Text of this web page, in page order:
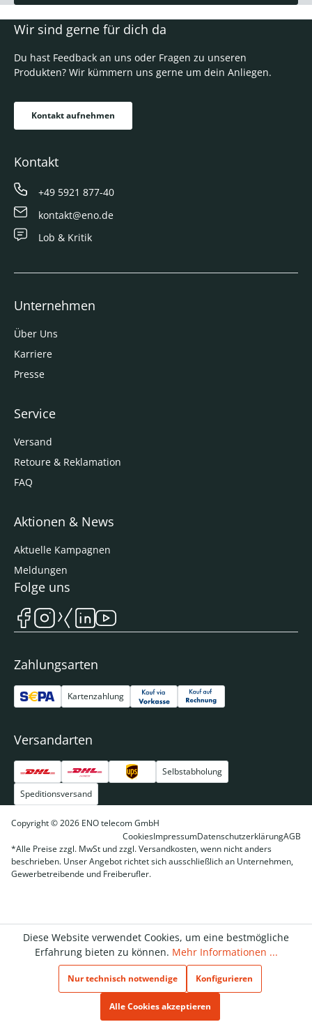
Wir sind gerne für dich da
Du hast Feedback an uns oder Fragen zu unseren
Produkten? Wir kümmern uns gerne um dein Anliegen.
Kontakt aufnehmen
Kontakt
+49 5921 877-40
kontakt@eno.de
Lob & Kritik
Unternehmen
Über Uns
Karriere
Presse
Service
Versand
Retoure & Reklamation
FAQ
Aktionen & News
Aktuelle Kampagnen
Meldungen
Zahlungsarten
Kartenzahlung
Versandarten
Selbstabholung
Speditionsversand
Folge uns
Copyright © 2026 ENO telecom GmbH
CookiesImpressumDatenschutzerklärungAGB
*Alle Preise zzgl. MwSt und zzgl. Versandkosten, wenn nicht anders
beschrieben. Unser Angebot richtet sich ausschließlich an Unternehmen,
Gewerbetreibende und Freiberufler.
Diese Website verwendet Cookies, um eine bestmögliche
Erfahrung bieten zu können. Mehr Informationen ...
Nur technisch notwendige Konfigurieren
Alle Cookies akzeptieren